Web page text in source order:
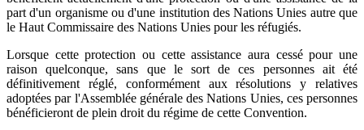
part d'un organisme ou d'une institution des Nations Unies autre que
le Haut Commissaire des Nations Unies pour les réfugiés.
Lorsque cette protection ou cette assistance aura cessé pour une
raison quelconque, sans que le sort de ces personnes ait été
définitivement réglé, conformément aux résolutions y relatives
adoptées par l'Assemblée générale des Nations Unies, ces personnes
bénéficieront de plein droit du régime de cette Convention.